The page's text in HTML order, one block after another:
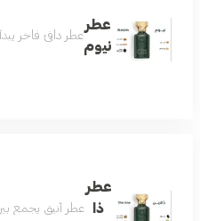
عطر
نيوم
عطر دافئ فاخر
عطر
ذا
عطر أنيق يجمع